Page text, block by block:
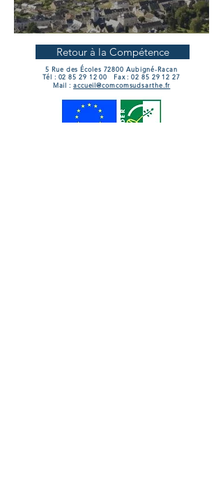
Retour à la Compétence
5 Rue des Écoles 72800 Aubigné-Racan
Tél : 02 85 29 12 00 Fax :02 85 29 12 27
Mail : accueil@comcomsudsarthe.fr